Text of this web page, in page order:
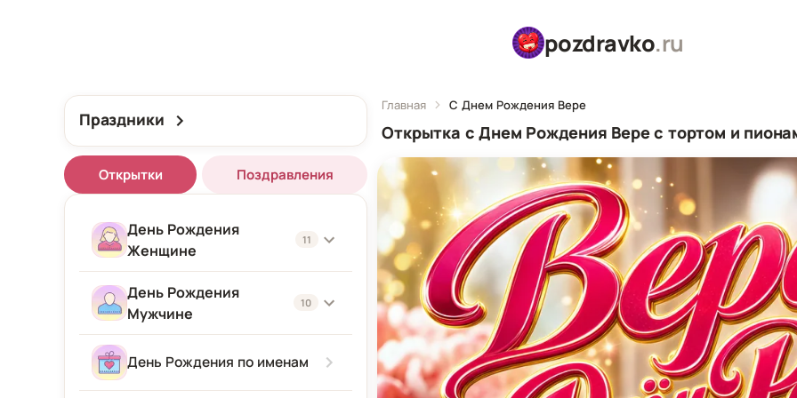
pozdravko.ru
Праздники
Открытки Поздравления
День Рождения
Женщине
11
Женщине
Подруге
Девушке
День Рождения
Мужчине
10
Мужчине
День Рождения по именам
Главная С Днем Рождения Вере
Открытка с Днем Рождения Вере с тортом и